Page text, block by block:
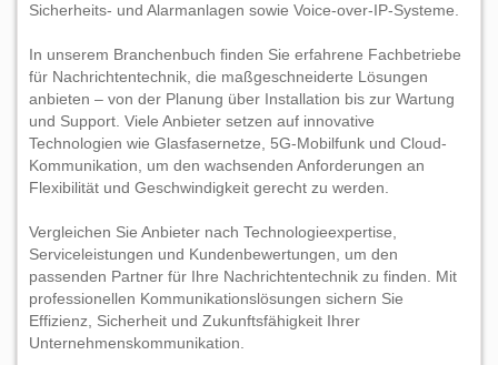
Sicherheits- und Alarmanlagen sowie Voice-over-IP-Systeme.
In unserem Branchenbuch finden Sie erfahrene Fachbetriebe
für Nachrichtentechnik, die maßgeschneiderte Lösungen
anbieten – von der Planung über Installation bis zur Wartung
und Support. Viele Anbieter setzen auf innovative
Technologien wie Glasfasernetze, 5G-Mobilfunk und Cloud-
Kommunikation, um den wachsenden Anforderungen an
Flexibilität und Geschwindigkeit gerecht zu werden.
Vergleichen Sie Anbieter nach Technologieexpertise,
Serviceleistungen und Kundenbewertungen, um den
passenden Partner für Ihre Nachrichtentechnik zu finden. Mit
professionellen Kommunikationslösungen sichern Sie
Effizienz, Sicherheit und Zukunftsfähigkeit Ihrer
Unternehmenskommunikation.